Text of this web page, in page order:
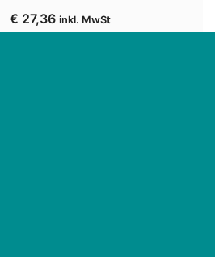
€ 27,36 inkl. MwSt